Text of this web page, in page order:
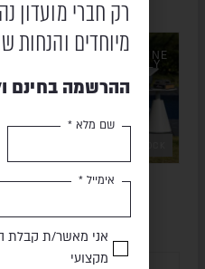
מיטת שיזוף – RUBI
ONLINE
ONLY
רק חברי מועדון
מיוחדים והנחות
ההרשמה בחינם
שם מלא *
אימייל *
אני מאשר/ת קבלת
מקצועי